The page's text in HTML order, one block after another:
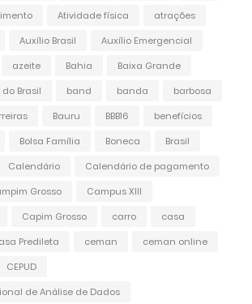
Atividade física
atrações
Auxílio Brasil
Auxílio Emergencial
azeite Bahia
Baixa Grande
Brasil band banda
barbosa
Bauru BBB16
benefícios
Bolsa Família Boneca
Brasil
Calendário
Calendário de pagamento
Grosso
Campus XIII
Capim Grosso carro
casa
Predileta ceman
ceman online
CEPUD
de Análise de Dados